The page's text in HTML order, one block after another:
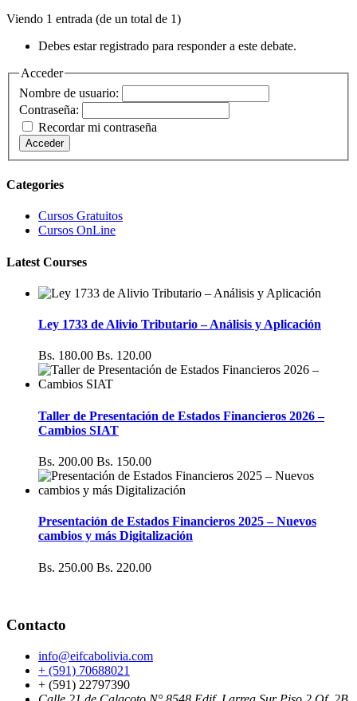
Viendo 1 entrada (de un total de 1)
Debes estar registrado para responder a este debate.
Acceder
Nombre de usuario:
Contraseña:
Recordar mi contraseña
Acceder
Categories
Cursos Gratuitos
Cursos OnLine
Latest Courses
Ley 1733 de Alivio Tributario – Análisis y Aplicación
Bs. 180.00 Bs. 120.00
Taller de Presentación de Estados Financieros 2026 –
Cambios SIAT
Bs. 200.00 Bs. 150.00
Presentación de Estados Financieros 2025 – Nuevos
cambios y más Digitalización
Bs. 250.00 Bs. 220.00
Contacto
info@eifcabolivia.com
+ (591) 70688021
+ (591) 22797390